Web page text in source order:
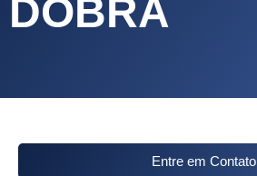
DOBRA
Entre em Contato